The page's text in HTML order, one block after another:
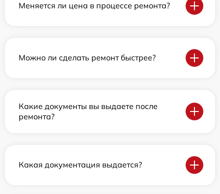
Меняется ли цена в процессе ремонта?
Можно ли сделать ремонт быстрее?
Какие документы вы выдаете после
ремонта?
Какая документация выдается?